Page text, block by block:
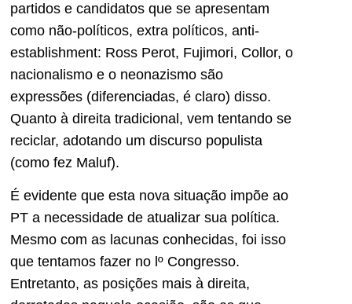
partidos e candidatos que se apresentam
como não-políticos, extra políticos, anti-
establishment: Ross Perot, Fujimori, Collor, o
nacionalismo e o neonazismo são
expressões (diferenciadas, é claro) disso.
Quanto à direita tradicional, vem tentando se
reciclar, adotando um discurso populista
(como fez Maluf).
É evidente que esta nova situação impõe ao
PT a necessidade de atualizar sua política.
Mesmo com as lacunas conhecidas, foi isso
que tentamos fazer no lº Congresso.
Entretanto, as posições mais à direita,